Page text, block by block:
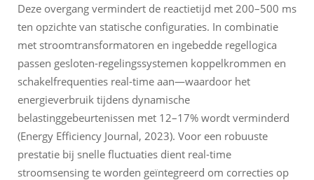
Deze overgang vermindert de reactietijd met 200–500 ms
ten opzichte van statische configuraties. In combinatie
met stroomtransformatoren en ingebedde regellogica
passen gesloten-regelingssystemen koppelkrommen en
schakelfrequenties real-time aan—waardoor het
energieverbruik tijdens dynamische
belastinggebeurtenissen met 12–17% wordt verminderd
(Energy Efficiency Journal, 2023). Voor een robuuste
prestatie bij snelle fluctuaties dient real-time
stroomsensing te worden geïntegreerd om correcties op